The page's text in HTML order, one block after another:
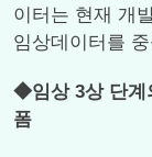
이터는 현재 개
임상데이터를
◆임상 3상 단계
폼